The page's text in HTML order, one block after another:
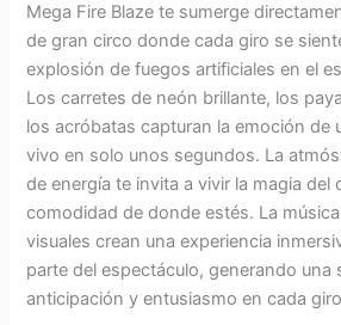
Mega Fire Blaze te sumerge
de gran circo donde cada giro se
explosión de fuegos artificiales en el
Los carretes de neón brillante, los
los acróbatas capturan la emoción de
vivo en solo unos segundos. La
de energía te invita a vivir la magia del
comodidad de donde estés. La
visuales crean una experiencia
parte del espectáculo, generando una
anticipación y entusiasmo en cada